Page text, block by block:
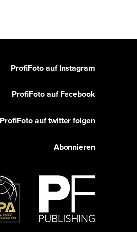
ProfiFoto auf Instagram
ProfiFoto auf Facebook
ProfiFoto auf twitter folgen
Abonnieren